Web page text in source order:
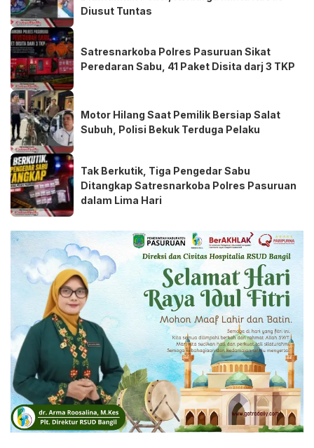
Diusut Tuntas
Satresnarkoba Polres Pasuruan Sikat
Peredaran Sabu, 41 Paket Disita darj 3 TKP
Motor Hilang Saat Pemilik Bersiap Salat
Subuh, Polisi Bekuk Terduga Pelaku
Tak Berkutik, Tiga Pengedar Sabu
Ditangkap Satresnarkoba Polres Pasuruan
dalam Lima Hari